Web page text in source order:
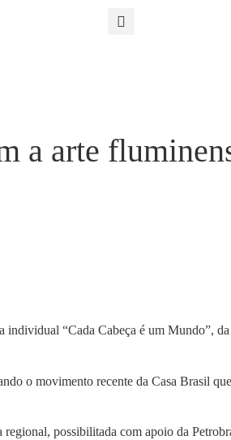
a arte
“Cada Cabeça é um Mundo”,
o movimento recente da Casa Brasil
possibilitada com apoio da